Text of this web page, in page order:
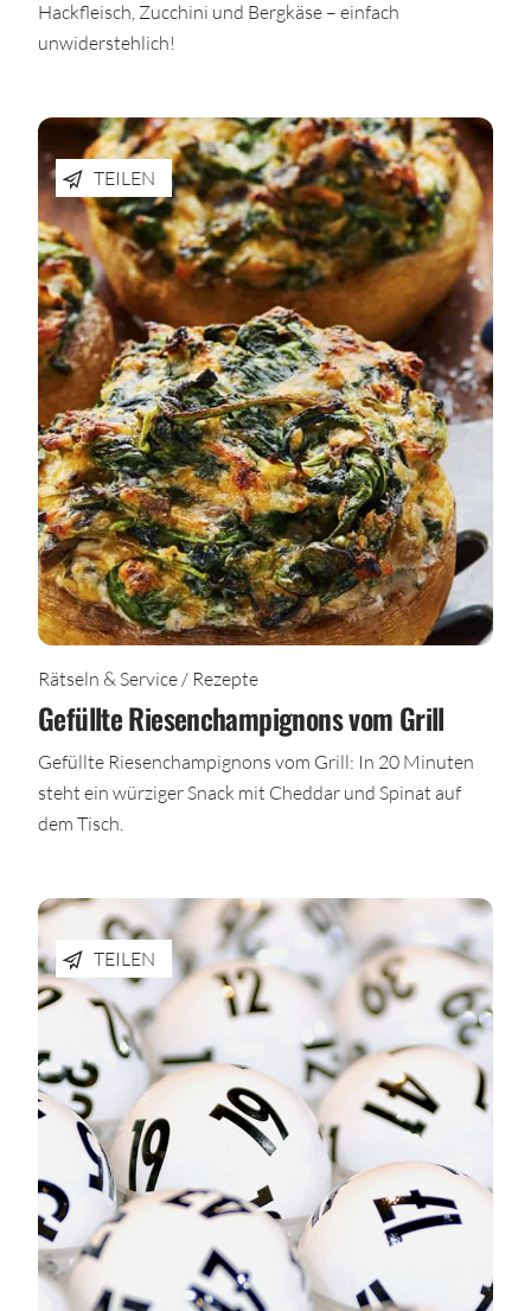
Hackfleisch, Zucchini und Bergkäse – einfach
unwiderstehlich!
TEILEN
Rätseln & Service / Rezepte
Gefüllte Riesenchampignons vom Grill
Gefüllte Riesenchampignons vom Grill: In 20 Minuten
steht ein würziger Snack mit Cheddar und Spinat auf
dem Tisch.
TEILEN